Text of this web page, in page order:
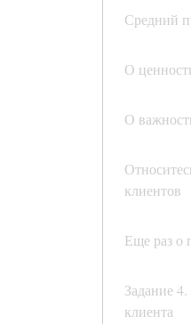
Средний
О
О
клиентов
Еще раз о
Задание
клиента